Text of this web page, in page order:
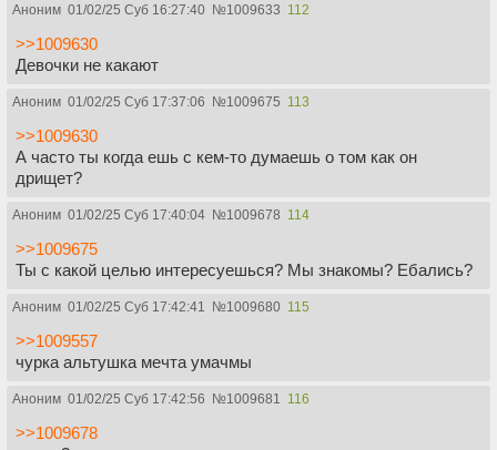
Аноним 01/02/25 Суб 16:27:40 №1009633 112
>>1009630
Девочки не какают
Аноним 01/02/25 Суб 17:37:06 №1009675 113
>>1009630
А часто ты когда ешь с кем-то думаешь о том как он
дрищет?
Аноним 01/02/25 Суб 17:40:04 №1009678 114
>>1009675
Ты с какой целью интересуешься? Мы знакомы? Ебались?
Аноним 01/02/25 Суб 17:42:41 №1009680 115
>>1009557
чурка альтушка мечта умачмы
Аноним 01/02/25 Суб 17:42:56 №1009681 116
>>1009678